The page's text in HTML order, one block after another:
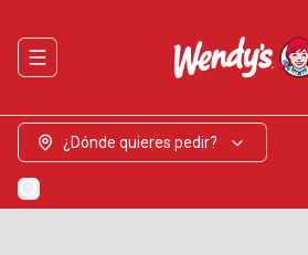
Abrir menu de navegación
¿Dónde quieres pedir?